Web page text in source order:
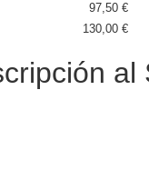
97,50 €
130,00 €